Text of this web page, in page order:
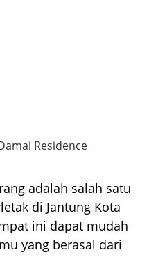
Residence
adalah salah satu
di Jantung Kota
ini dapat mudah
yang berasal dari